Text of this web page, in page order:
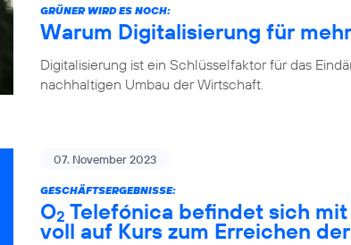
GRÜNER WIRD ES NOCH:
Warum Digitalisierung für
Digitalisierung ist ein Schlüsselfaktor für das
nachhaltigen Umbau der Wirtschaft.
07. November 2023
GESCHÄFTSERGEBNISSE:
O2 Telefónica befindet sich
voll auf Kurs zum Erreichen